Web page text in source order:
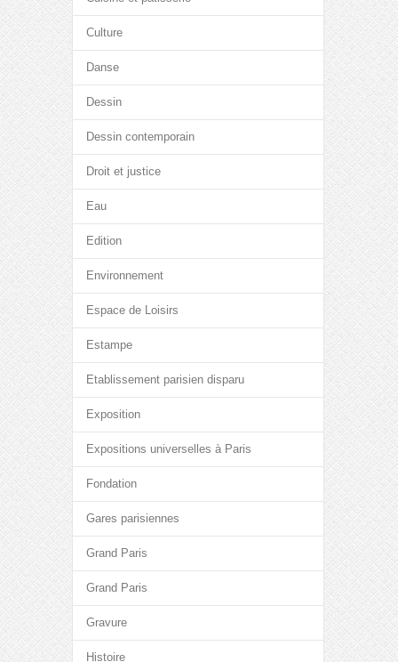
Culture
Danse
Dessin
Dessin contemporain
Droit et justice
Eau
Edition
Environnement
Espace de Loisirs
Estampe
Etablissement parisien disparu
Exposition
Expositions universelles à Paris
Fondation
Gares parisiennes
Grand Paris
Grand Paris
Gravure
Histoire